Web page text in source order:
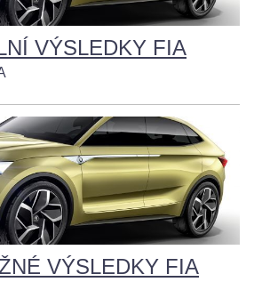
VÝSLEDKY FIA
VÝSLEDKY FIA